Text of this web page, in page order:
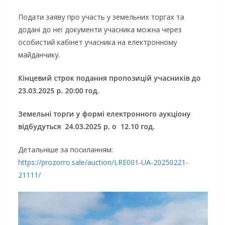
Подати заяву про участь у земельних торгах та
додані до неї документи учасника можна через
особистий кабінет учасника на електронному
майданчику.
Кінцевий строк подання пропозицій учасників до
23.03.2025 р. 20:00 год.
Земельні торги у формі електронного аукціону
відбудуться 24.03.2025 р. о 12.10 год.
Детальніше за посиланням:
https://prozorro.sale/auction/LRE001-UA-20250221-
21111/